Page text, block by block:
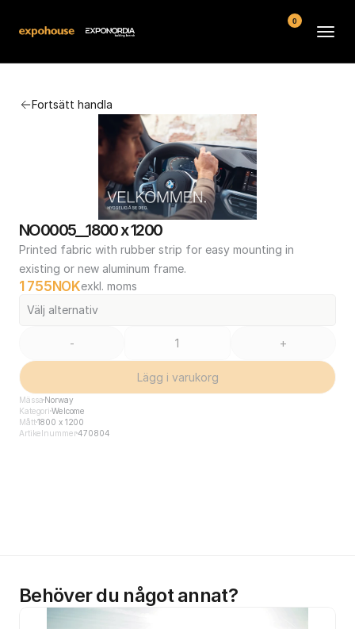
Fortsätt handla
NO0005__1800 x 1200
Printed fabric with rubber strip for easy mounting in
existing or new aluminum frame.
1 755 NOKexkl. moms
Välj alternativ
- +
Lägg i varukorg
Mässa Norway
KategoriWelcome
Mått1800 x 1200
Artikelnummer470804
Behöver du något annat?
Kontakt
Köpvillkor
0